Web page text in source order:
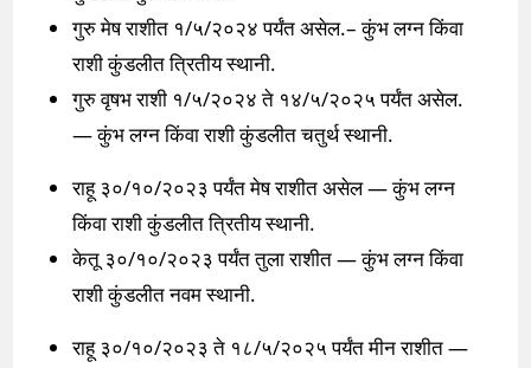
गुरु मेष राशीत १/५/२०२४ पर्यंत असेल.– कुंभ लग्न किंवा
राशी कुंडलीत त्रितीय स्थानी.
गुरु वृषभ राशी १/५/२०२४ ते १४/५/२०२५ पर्यंत असेल.
— कुंभ लग्न किंवा राशी कुंडलीत चतुर्थ स्थानी.
राहू ३०/१०/२०२३ पर्यंत मेष राशीत असेल — कुंभ लग्न
किंवा राशी कुंडलीत त्रितीय स्थानी.
केतू ३०/१०/२०२३ पर्यंत तुला राशीत — कुंभ लग्न किंवा
राशी कुंडलीत नवम स्थानी.
राहू ३०/१०/२०२३ ते १८/५/२०२५ पर्यंत मीन राशीत —